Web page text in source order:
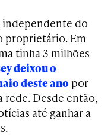
independente do
proprietário. Em
tinha 3 milhões
deixou o
deste ano por
Desde então,
até ganhar a